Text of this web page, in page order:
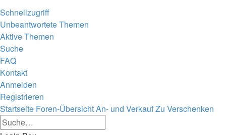
Schnellzugriff
Unbeantwortete Themen
Aktive Themen
Suche
FAQ
Kontakt
Anmelden
Registrieren
Startseite Foren-ÜbersichtAn- und VerkaufZu Verschenken